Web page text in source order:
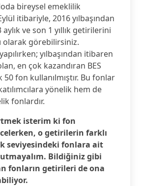
bireysel emeklilik
itibariyle, 2016 yılbaşından
ve son 1 yıllık getirilerini
olarak görebilirsiniz.
yılbaşından itibaren
en çok kazandıran BES
fon kullanılmıştır. Bu fonlar
yönelik hem de
fonlardır.
isterim ki fon
o getirilerin farklı
seviyesindeki fonlara ait
Bildiğiniz gibi
fonların getirileri de ona